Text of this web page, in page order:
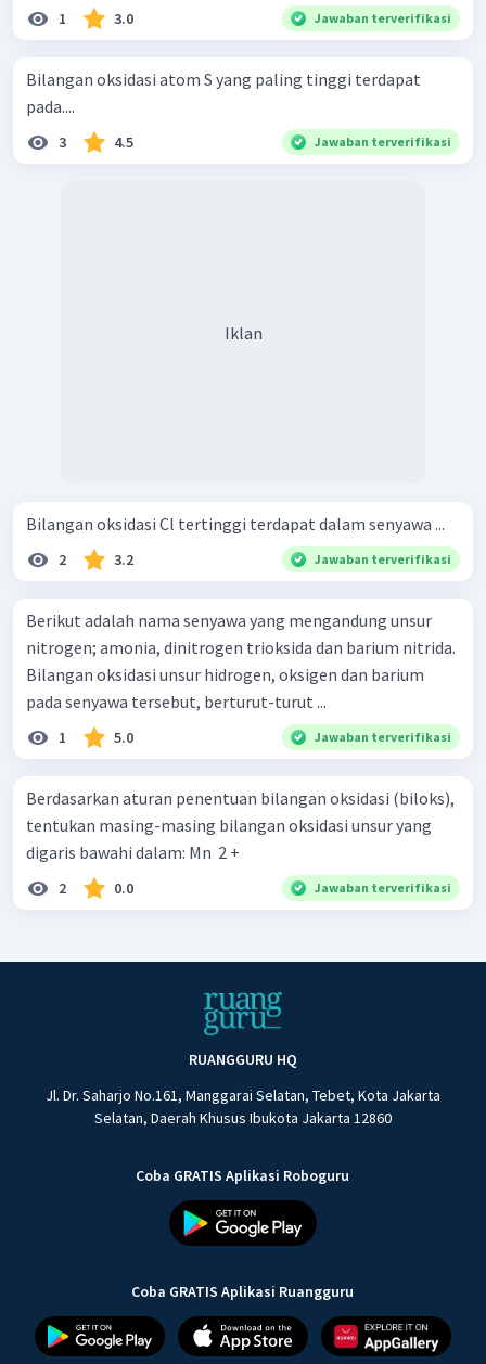
1 3.0 Jawaban terverifikasi
Bilangan oksidasi atom S yang paling tinggi terdapat
pada....
3 4.5 Jawaban terverifikasi
Iklan
Bilangan oksidasi Cl tertinggi terdapat dalam senyawa ...
2 3.2 Jawaban terverifikasi
Berikut adalah nama senyawa yang mengandung unsur
nitrogen; amonia, dinitrogen trioksida dan barium nitrida.
Bilangan oksidasi unsur hidrogen, oksigen dan barium
pada senyawa tersebut, berturut-turut ...
1 5.0 Jawaban terverifikasi
Berdasarkan aturan penentuan bilangan oksidasi (biloks),
tentukan masing-masing bilangan oksidasi unsur yang
digaris bawahi dalam: Mn ​ 2 +
2 0.0 Jawaban terverifikasi
RUANGGURU HQ
Jl. Dr. Saharjo No.161, Manggarai Selatan, Tebet, Kota Jakarta
Selatan, Daerah Khusus Ibukota Jakarta 12860
Coba GRATIS Aplikasi Roboguru
Coba GRATIS Aplikasi Ruangguru